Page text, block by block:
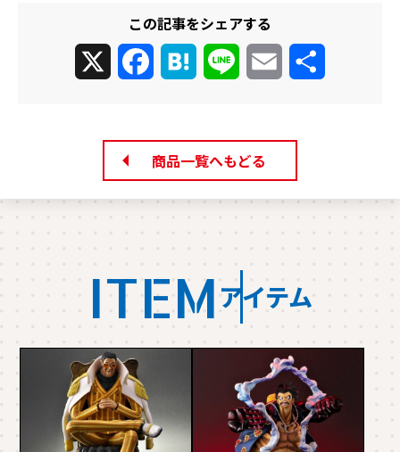
この記事をシェアする
FacebookHatena Line Email
商品一覧へもどる
ITEM アイテム